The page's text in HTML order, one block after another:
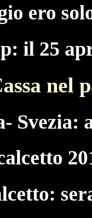
ero
il 25
nel
Svezia: